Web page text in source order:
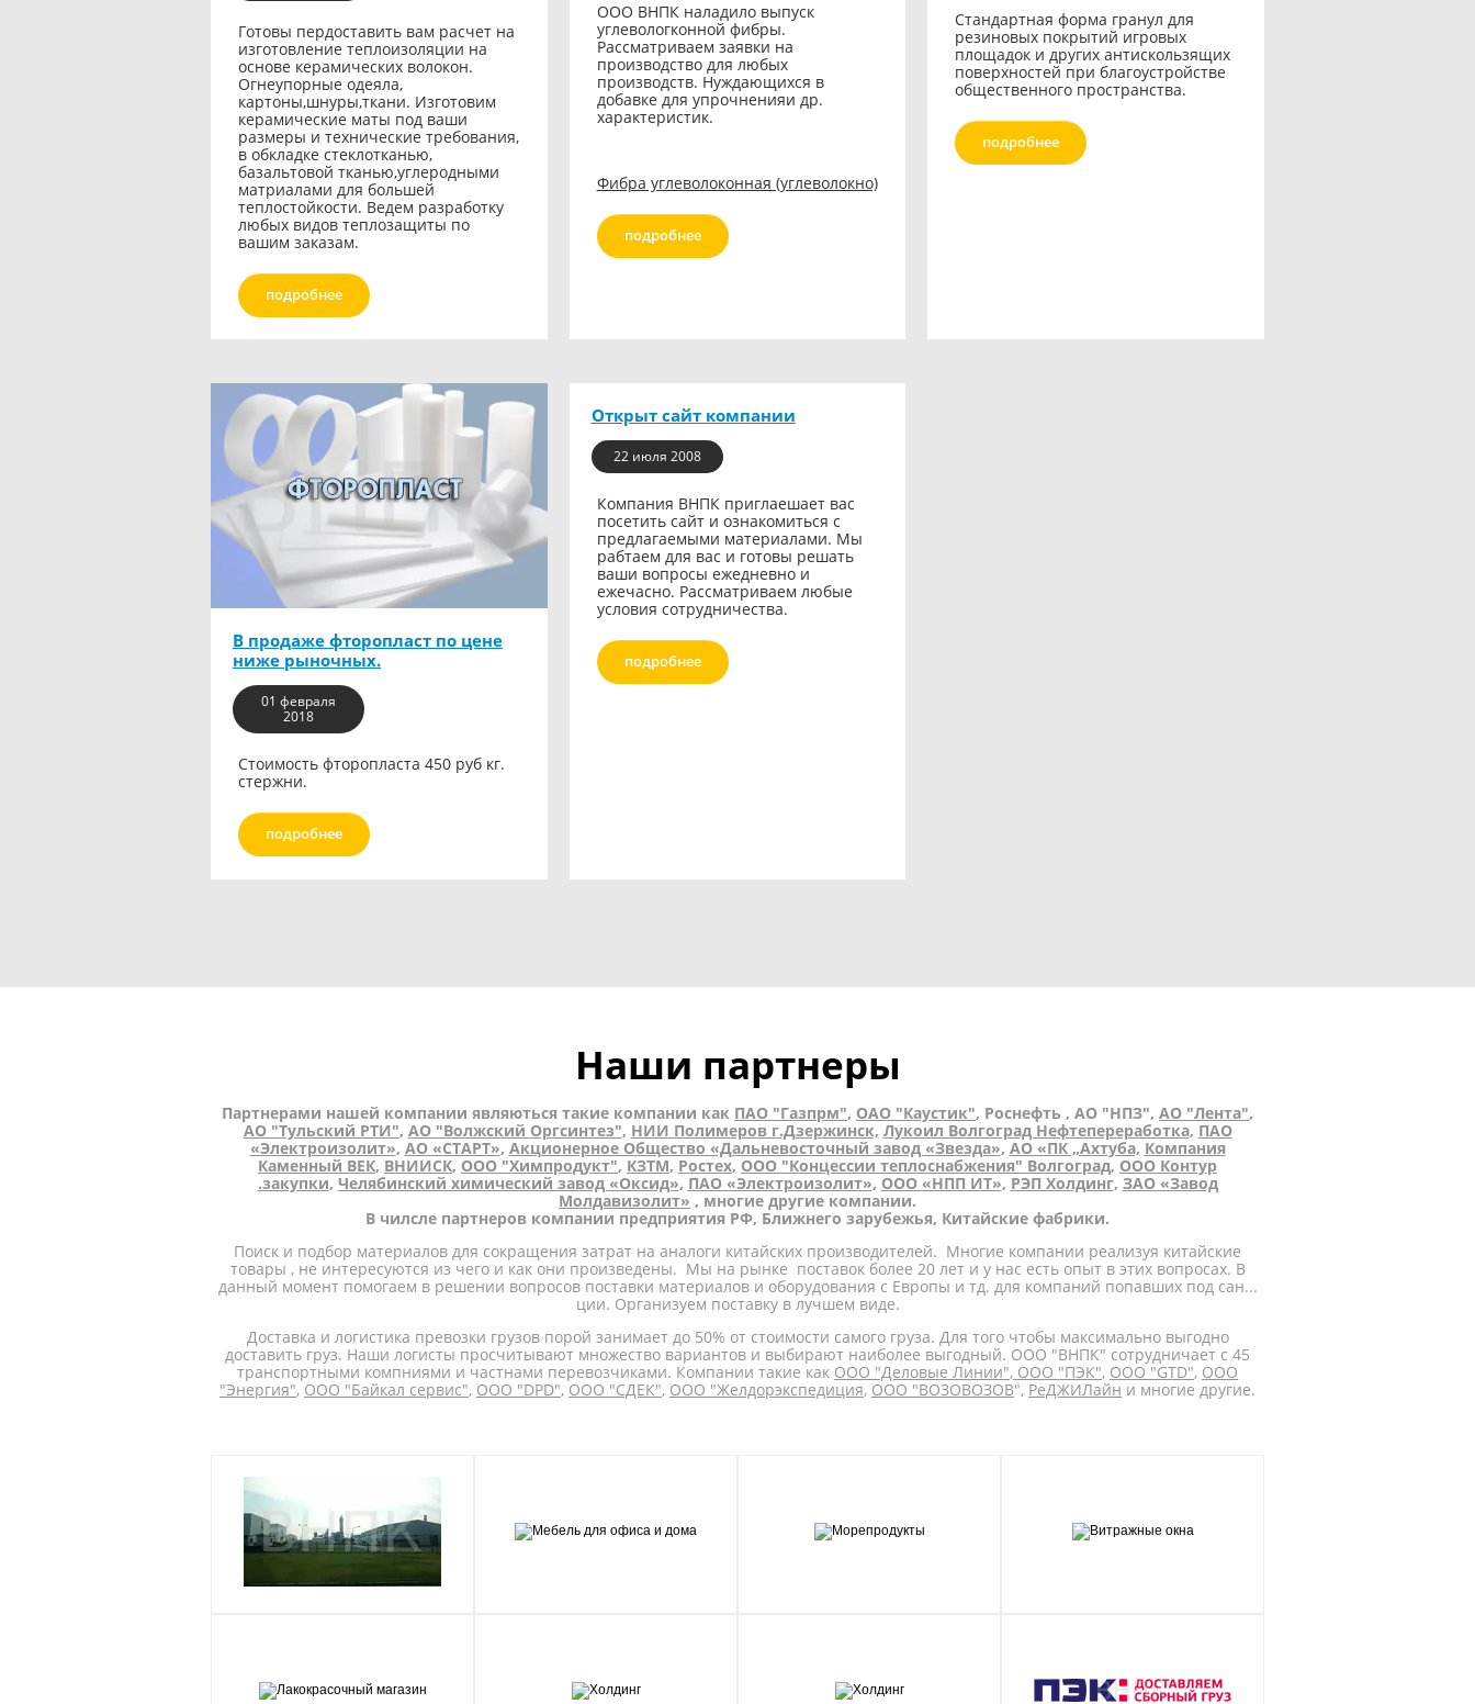
Готовы пердоставить вам расчет на
изготовление теплоизоляции на
основе керамических волокон.
Огнеупорные одеяла,
картоны,шнуры,ткани. Изготовим
керамические маты под ваши
размеры и технические требования,
в обкладке стеклотканью,
базальтовой тканью,углеродными
матриалами для большей
теплостойкости. Ведем разработку
любых видов теплозащиты по
вашим заказам.
подробнее
ООО ВНПК наладило выпуск
углевологконной фибры.
Рассматриваем заявки на
производство для любых
производств. Нуждающихся в
добавке для упрочненияи др.
характеристик.
Фибра углеволоконная (углеволокно)
подробнее
Стандартная форма гранул для
резиновых покрытий игровых
площадок и других антискользящих
поверхностей при благоустройстве
общественного пространства.
подробнее
В продаже фторопласт по цене
ниже рыночных.
01 февраля
2018
Стоимость фторопласта 450 руб кг.
стержни.
подробнее
Открыт сайт компании
22 июля 2008
Компания ВНПК приглаешает вас
посетить сайт и ознакомиться с
предлагаемыми материалами. Мы
рабтаем для вас и готовы решать
ваши вопросы ежедневно и
ежечасно. Рассматриваем любые
условия сотрудничества.
подробнее
Наши партнеры
Партнерами нашей компании являються такие компании как ПАО "Газпрм", ОАО "Каустик", Роснефть , АО "НПЗ", АО "Лента",
АО "Тульский РТИ", АО "Волжский Оргсинтез", НИИ Полимеров г.Дзержинск, Лукоил Волгоград Нефтепереработка, ПАО
«Электроизолит», АО «СТАРТ», Акционерное Общество «Дальневосточный завод «Звезда», АО «ПК „Ахтуба, Компания
Каменный ВЕК, ВНИИСК, ООО "Химпродукт", КЗТМ, Ростех, ООО "Концессии теплоснабжения" Волгоград, ООО Контур
.закупки, Челябинский химический завод «Оксид», ПАО «Электроизолит», ООО «НПП ИТ», РЭП Холдинг, ЗАО «Завод
Молдавизолит» , многие другие компании.
В чилсле партнеров компании предприятия РФ, Ближнего зарубежья, Китайские фабрики.
Поиск и подбор материалов для сокращения затрат на аналоги китайских производителей. Многие компании реализуя китайские
товары , не интересуются из чего и как они произведены. Мы на рынке поставок более 20 лет и у нас есть опыт в этих вопросах. В
данный момент помогаем в решении вопросов поставки материалов и оборудования с Европы и тд. для компаний попавших под сан...
ции. Организуем поставку в лучшем виде.
Доставка и логистика превозки грузов порой занимает до 50% от стоимости самого груза. Для того чтобы максимально выгодно
доставить груз. Наши логисты просчитывают множество вариантов и выбирают наиболее выгодный. ООО "ВНПК" сотрудничает с 45
транспортными компниями и частнами перевозчиками. Компании такие как ООО "Деловые Линии", ООО "ПЭК", ООО "GTD", ООО
"Энергия", ООО "Байкал сервис", ООО "DPD", ООО "СДЕК", ООО "Желдорэкспедиция, ООО "ВОЗОВОЗОВ", РеДЖИЛайн и многие другие.